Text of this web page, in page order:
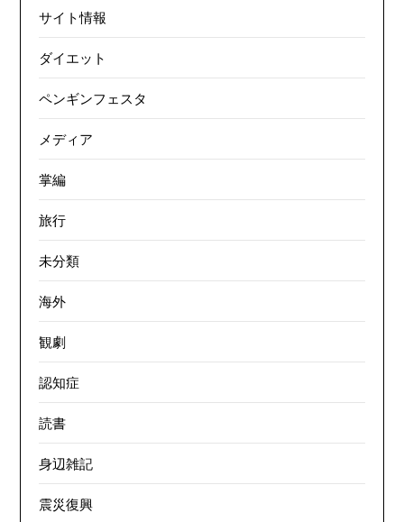
サイト情報
ダイエット
ペンギンフェスタ
メディア
掌編
旅行
未分類
海外
観劇
認知症
読書
身辺雑記
震災復興